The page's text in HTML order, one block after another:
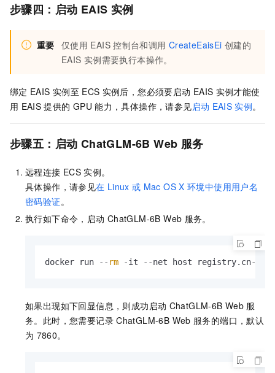
步骤四：启动 EAIS 实例
重要 仅使用 EAIS 控制台和调用 CreateEaisEi 创建的
EAIS 实例需要执行本操作。
绑定 EAIS 实例至 ECS 实例后，您必须要启动 EAIS 实例才能使
用 EAIS 提供的 GPU 能力，具体操作，请参见启动 EAIS 实例。
步骤五： 启动 ChatGLM-6B Web 服务
远程连接 ECS 实例。
具体操作，请参见在 Linux 或 Mac OS X 环境中使用用户名
密码验证。
执行如下命令，启动 ChatGLM-6B Web 服务。
docker run -- rm -it --net host registry.cn-
如果出现如下回显信息，则成功启动 ChatGLM-6B Web 服
务。此时，您需要记录 ChatGLM-6B Web 服务的端口，默认
为 7860。